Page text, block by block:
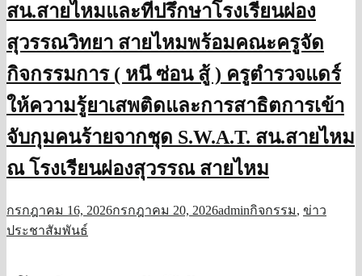
สน.สายไหมและที่ปรึกษาโรงเรียนผ่อง
สุวรรณวิทยา สายไหมพร้อมคณะครูจัด
กิจกรรมการ ( หนี ซ่อน สู้ ) ครูตำรวจแดร์
ให้ความรู้ยาเสพติดและการสาธิตการเข้า
จับกุมคนร้ายจากชุด S.W.A.​T.​ สน.สายไหม
ณ โรงเรียนผ่องสุวรรณ สายไหม
กรกฎาคม 16, 2026กรกฎาคม 20, 2026adminกิจกรรม, ข่าว
ประชาสัมพันธ์